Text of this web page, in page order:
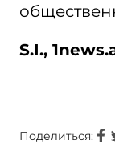
S.I.,
Поделиться: